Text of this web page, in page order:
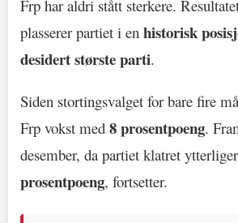
Frp har aldri stått sterkere.
plasserer partiet i en historisk
desidert største parti.
Siden stortingsvalget for bare fire
Frp vokst med 8 prosentpoeng.
desember, da partiet klatret
prosentpoeng, fortsetter.